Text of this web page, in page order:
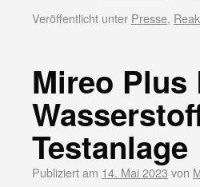
Veröffentlicht unter Presse,
Mireo Plus
Testanlage
Publiziert am 14. Mai 2023 von